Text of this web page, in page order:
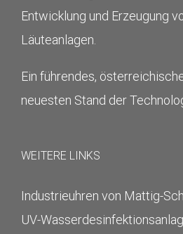
Entwicklung und Erzeugung
Läuteanlagen.
Ein führendes,
neuesten Stand der
WEITERE LINKS
Industrieuhren von Mattig-
UV-